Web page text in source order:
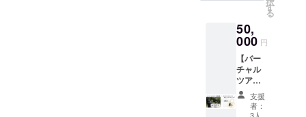
定して
おりま
希望の
日程や
アクセ
スリン
クは後
アルタ
イムで
マレー
グマの
様子を
Zoomで
ボルネ
オから
す
る
50,
000 円
【バー
チャル
ツアー
参加券
＋オリ
ジナルT
支援
者：